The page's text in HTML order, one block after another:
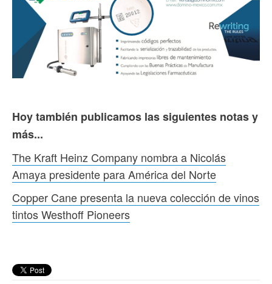
Hoy también publicamos las siguientes notas y
más...
The Kraft Heinz Company nombra a Nicolás
Amaya presidente para América del Norte
Copper Cane presenta la nueva colección de vinos
tintos Westhoff Pioneers